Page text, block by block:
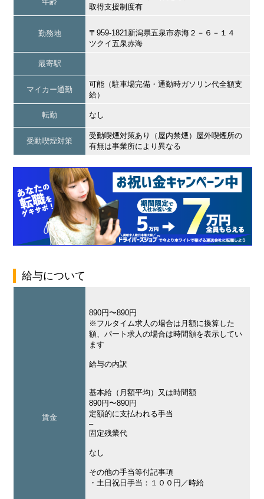
取得支援制度有
勤務地
〒959-1821新潟県五泉市赤海２－６－１４
ツクイ五泉赤海
最寄駅
マイカー通勤
可能（駐車場完備・通勤時ガソリン代全額支
給）
転勤 なし
受動喫煙対策
受動喫煙対策あり（屋内禁煙）屋外喫煙所の
有無は事業所により異なる
給与について
賃金
890円〜890円
※フルタイム求人の場合は月額に換算した
額、パート求人の場合は時間額を表示してい
ます
給与の内訳
基本給（月額平均）又は時間額
890円〜890円
定額的に支払われる手当
–
固定残業代
なし
その他の手当等付記事項
・土日祝日手当：１００円／時給